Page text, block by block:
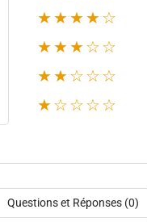
★★★★☆
★★★☆☆
★★☆☆☆
★☆☆☆☆
Questions et Réponses (0)